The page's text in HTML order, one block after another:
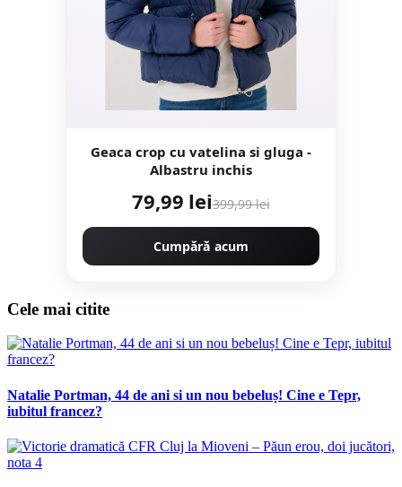
Geaca crop cu vatelina si gluga -
Albastru inchis
79,99 lei399,99 lei
Cumpără acum
Cele mai citite
Natalie Portman, 44 de ani si un nou bebeluș! Cine e Tepr,
iubitul francez?